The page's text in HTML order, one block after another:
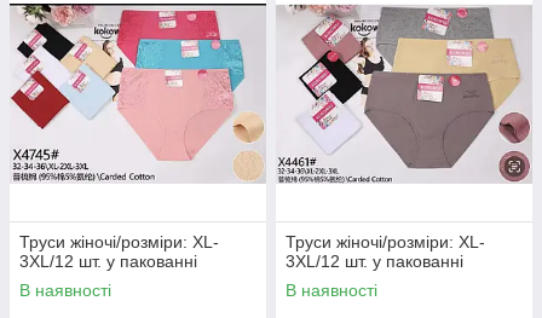
Труси жіночі/розміри: XL-
3XL/12 шт. у пакованні
В наявності
Труси жіночі/розміри: XL-
3XL/12 шт. у пакованні
В наявності